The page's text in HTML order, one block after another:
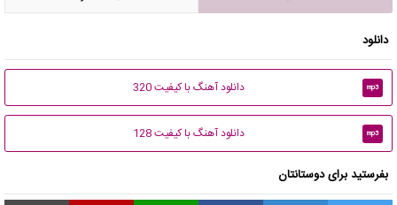
دانلود
mp3 دانلود آهنگ با کیفیت 320
mp3 دانلود آهنگ با کیفیت 128
بفرستید برای دوستانتان